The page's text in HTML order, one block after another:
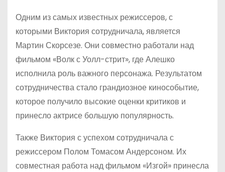
Одним из самых известных режиссеров, с
которыми Виктория сотрудничала, является
Мартин Скорсезе. Они совместно работали над
фильмом «Волк с Уолл-стрит», где Алешко
исполнила роль важного персонажа. Результатом
сотрудничества стало грандиозное кинособытие,
которое получило высокие оценки критиков и
принесло актрисе большую популярность.
Также Виктория с успехом сотрудничала с
режиссером Полом Томасом Андерсоном. Их
совместная работа над фильмом «Изгой» принесла